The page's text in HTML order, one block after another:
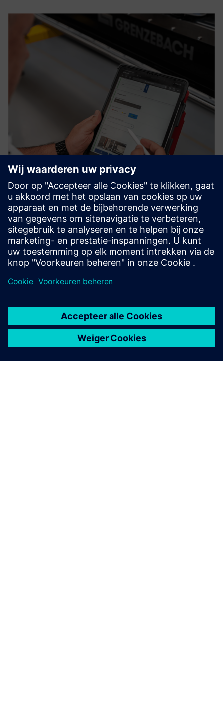
SERICY.assist Recorder
Zet handmatige documentatie moeiteloos om in digitale
gegevens met Sericy.assist Recorder. Maak aangepaste
formulieren - geen codering vereist.
Meer informatie